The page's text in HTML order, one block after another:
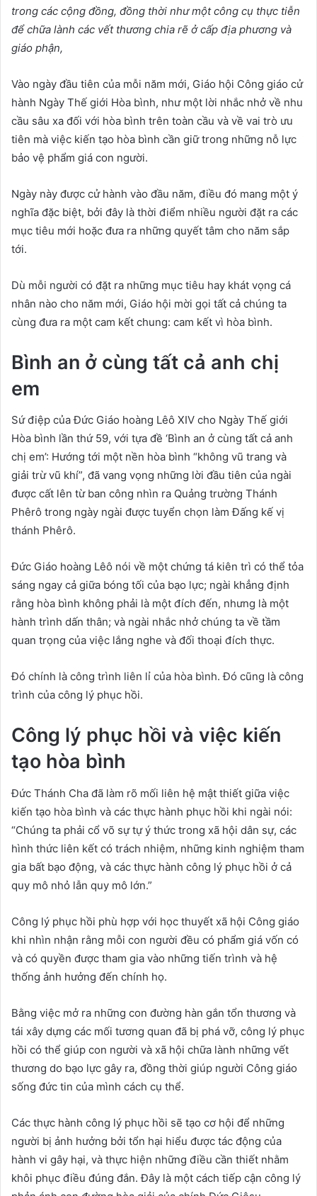
trong các cộng đồng, đồng thời như một công cụ thực tiễn
để chữa lành các vết thương chia rẽ ở cấp địa phương và
giáo phận,
Vào ngày đầu tiên của mỗi năm mới, Giáo hội Công giáo cử
hành Ngày Thế giới Hòa bình, như một lời nhắc nhở về nhu
cầu sâu xa đối với hòa bình trên toàn cầu và về vai trò ưu
tiên mà việc kiến tạo hòa bình cần giữ trong những nỗ lực
bảo vệ phẩm giá con người.
Ngày này được cử hành vào đầu năm, điều đó mang một ý
nghĩa đặc biệt, bởi đây là thời điểm nhiều người đặt ra các
mục tiêu mới hoặc đưa ra những quyết tâm cho năm sắp
tới.
Dù mỗi người có đặt ra những mục tiêu hay khát vọng cá
nhân nào cho năm mới, Giáo hội mời gọi tất cả chúng ta
cùng đưa ra một cam kết chung: cam kết vì hòa bình.
Bình an ở cùng tất cả anh chị
em
Sứ điệp của Đức Giáo hoàng Lêô XIV cho Ngày Thế giới
Hòa bình lần thứ 59, với tựa đề ‘Bình an ở cùng tất cả anh
chị em’: Hướng tới một nền hòa bình “không vũ trang và
giải trừ vũ khí”, đã vang vọng những lời đầu tiên của ngài
được cất lên từ ban công nhìn ra Quảng trường Thánh
Phêrô trong ngày ngài được tuyển chọn làm Đấng kế vị
thánh Phêrô.
Đức Giáo hoàng Lêô nói về một chứng tá kiên trì có thể tỏa
sáng ngay cả giữa bóng tối của bạo lực; ngài khẳng định
rằng hòa bình không phải là một đích đến, nhưng là một
hành trình dấn thân; và ngài nhắc nhở chúng ta về tầm
quan trọng của việc lắng nghe và đối thoại đích thực.
Đó chính là công trình liên lỉ của hòa bình. Đó cũng là công
trình của công lý phục hồi.
Công lý phục hồi và việc kiến
tạo hòa bình
Đức Thánh Cha đã làm rõ mối liên hệ mật thiết giữa việc
kiến tạo hòa bình và các thực hành phục hồi khi ngài nói:
“Chúng ta phải cổ võ sự tự ý thức trong xã hội dân sự, các
hình thức liên kết có trách nhiệm, những kinh nghiệm tham
gia bất bạo động, và các thực hành công lý phục hồi ở cả
quy mô nhỏ lẫn quy mô lớn.”
Công lý phục hồi phù hợp với học thuyết xã hội Công giáo
khi nhìn nhận rằng mỗi con người đều có phẩm giá vốn có
và có quyền được tham gia vào những tiến trình và hệ
thống ảnh hưởng đến chính họ.
Bằng việc mở ra những con đường hàn gắn tổn thương và
tái xây dựng các mối tương quan đã bị phá vỡ, công lý phục
hồi có thể giúp con người và xã hội chữa lành những vết
thương do bạo lực gây ra, đồng thời giúp người Công giáo
sống đức tin của mình cách cụ thể.
Các thực hành công lý phục hồi sẽ tạo cơ hội để những
người bị ảnh hưởng bởi tổn hại hiểu được tác động của
hành vi gây hại, và thực hiện những điều cần thiết nhằm
khôi phục điều đúng đắn. Đây là một cách tiếp cận công lý